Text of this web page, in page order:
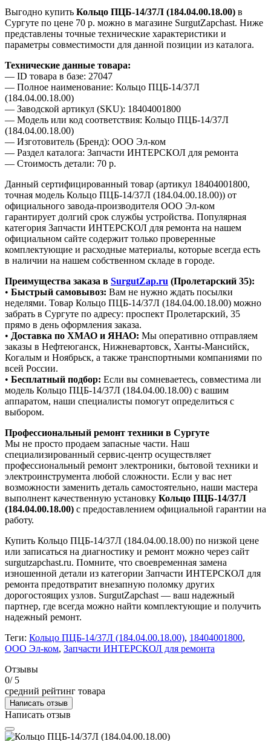
Выгодно купить Кольцо ПЦБ-14/37Л (184.04.00.18.00) в
Сургуте по цене 70 р. можно в магазине SurgutZapchast. Ниже
представлены точные технические характеристики и
параметры совместимости для данной позиции из каталога.
Технические данные товара:
— ID товара в базе: 27047
— Полное наименование: Кольцо ПЦБ-14/37Л
(184.04.00.18.00)
— Заводской артикул (SKU): 18404001800
— Модель или код соответствия: Кольцо ПЦБ-14/37Л
(184.04.00.18.00)
— Изготовитель (Бренд): ООО Эл-ком
— Раздел каталога: Запчасти ИНТЕРСКОЛ для ремонта
— Стоимость детали: 70 р.
Данный сертифицированный товар (артикул 18404001800,
точная модель Кольцо ПЦБ-14/37Л (184.04.00.18.00)) от
официального завода-производителя ООО Эл-ком
гарантирует долгий срок службы устройства. Популярная
категория Запчасти ИНТЕРСКОЛ для ремонта на нашем
официальном сайте содержит только проверенные
комплектующие и расходные материалы, которые всегда есть
в наличии на нашем собственном складе в городе.
Преимущества заказа в SurgutZap.ru (Пролетарский 35):
• Быстрый самовывоз: Вам не нужно ждать посылки
неделями. Товар Кольцо ПЦБ-14/37Л (184.04.00.18.00) можно
забрать в Сургуте по адресу: проспект Пролетарский, 35
прямо в день оформления заказа.
• Доставка по ХМАО и ЯНАО: Мы оперативно отправляем
заказы в Нефтеюганск, Нижневартовск, Ханты-Мансийск,
Когалым и Ноябрьск, а также транспортными компаниями по
всей России.
• Бесплатный подбор: Если вы сомневаетесь, совместима ли
модель Кольцо ПЦБ-14/37Л (184.04.00.18.00) с вашим
аппаратом, наши специалисты помогут определиться с
выбором.
Профессиональный ремонт техники в Сургуте
Мы не просто продаем запасные части. Наш
специализированный сервис-центр осуществляет
профессиональный ремонт электроники, бытовой техники и
электроинструмента любой сложности. Если у вас нет
возможности заменить деталь самостоятельно, наши мастера
выполнент качественную установку Кольцо ПЦБ-14/37Л
(184.04.00.18.00) с предоставлением официальной гарантии на
работу.
Купить Кольцо ПЦБ-14/37Л (184.04.00.18.00) по низкой цене
или записаться на диагностику и ремонт можно через сайт
surgutzapchast.ru. Помните, что своевременная замена
изношенной детали из категории Запчасти ИНТЕРСКОЛ для
ремонта предотвратит внезапную поломку других
дорогостоящих узлов. SurgutZapchast — ваш надежный
партнер, где всегда можно найти комплектующие и получить
надежный ремонт.
Теги: Кольцо ПЦБ-14/37Л (184.04.00.18.00), 18404001800,
ООО Эл-ком, Запчасти ИНТЕРСКОЛ для ремонта
Отзывы
0/ 5
средний рейтинг товара
Написать отзыв
Написать отзыв